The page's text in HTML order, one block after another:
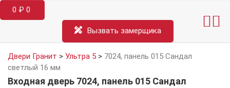
0 ₽ 0
Вызвать замерщика
Двери Гранит > Ультра 5 > 7024, панель 015 Сандал
светлый 16 мм
Входная дверь 7024, панель 015 Сандал